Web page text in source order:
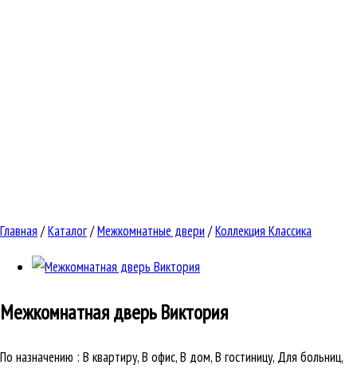
Главная /Каталог/Межкомнатные двери /Коллекция Классика
Межкомнатная дверь Виктория
По назначению : В квартиру, В офис, В дом, В гостиницу, Для больниц,